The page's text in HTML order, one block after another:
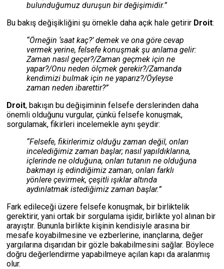
bulunduğumuz duruşun bir değişimidir.”
Bu bakış değişikliğini şu örnekle daha açık hale getirir Droit:
“Örneğin ‘saat kaç?’ demek ve ona göre cevap
vermek yerine, felsefe konuşmak şu anlama gelir:
Zaman nasıl geçer?/Zaman geçmek için ne
yapar?/Onu neden ölçmek gerekir?/Zamanda
kendimizi bulmak için ne yaparız?/Öyleyse
zaman neden ibarettir?”
Droit, bakışın bu değişiminin felsefe derslerinden daha
önemli olduğunu vurgular, çünkü felsefe konuşmak,
sorgulamak, fikirleri incelemekle aynı şeydir:
“Felsefe, fikirlerimiz olduğu zaman değil, onları
incelediğimiz zaman başlar; nasıl yapıldıklarına,
içlerinde ne olduğuna, onları tutanın ne olduğuna
bakmayı iş edindiğimiz zaman, onları farklı
yönlere çevirmek, çeşitli ışıklar altında
aydınlatmak istediğimiz zaman başlar.”
Fark edileceği üzere felsefe konuşmak, bir birliktelik
gerektirir, yani ortak bir sorgulama işidir, birlikte yol alınan bir
arayıştır. Bununla birlikte kişinin kendisiyle arasına bir
mesafe koyabilmesine ve ezberlerine, inançlarına, değer
yargılarına dışarıdan bir gözle bakabilmesini sağlar. Böylece
doğru değerlendirme yapabilmeye açılan kapı da aralanmış
olur.